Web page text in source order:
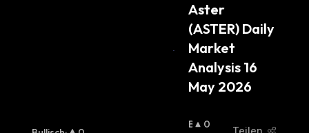
H
:
Aster
(ASTER) Daily
Market
Analysis 16
May 2026
B
0
Teilen